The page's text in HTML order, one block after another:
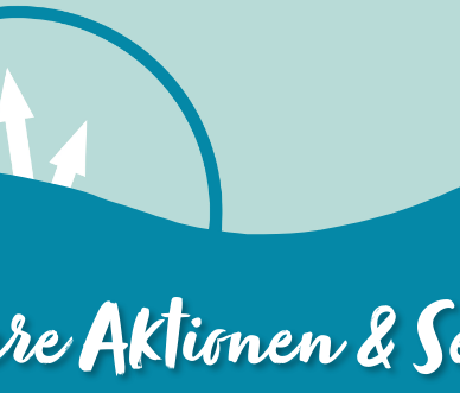
Aktionen &